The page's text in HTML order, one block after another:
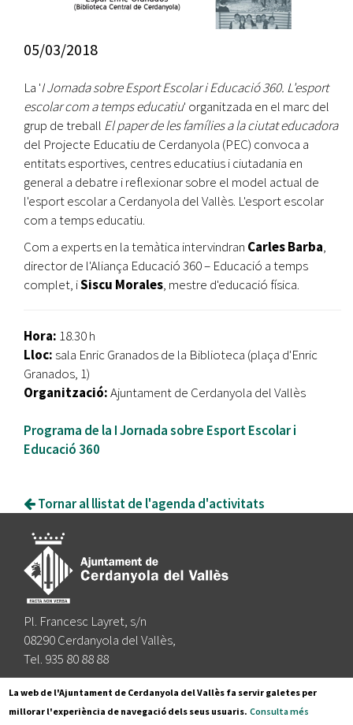
05/03/2018
La 'I Jornada sobre Esport Escolar i Educació 360. L'esport
escolar com a temps educatiu' organitzada en el marc del
grup de treball El paper de les famílies a la ciutat educadora
del Projecte Educatiu de Cerdanyola (PEC) convoca a
entitats esportives, centres educatius i ciutadania en
general a debatre i reflexionar sobre el model actual de
l'esport escolar a Cerdanyola del Vallès. L'esport escolar
com a temps educatiu.
Com a experts en la temàtica intervindran Carles Barba,
director de l'Aliança Educació 360 – Educació a temps
complet, iSiscu Morales, mestre d'educació física.
Hora: 18.30 h
Lloc:sala Enric Granados de la Biblioteca (plaça d'Enric
Granados, 1)
Organització:Ajuntament de Cerdanyola del Vallès
Programa de la I Jornada sobre Esport Escolar i
Educació 360
Tornar al llistat de l'agenda d'activitats
Pl. Francesc Layret, s/n
08290 Cerdanyola del Vallès,
Tel. 935 80 88 88
Segueix-nos a:
La web de l'Ajuntament de Cerdanyola del Vallès fa servir galetes per
millorar l'experiència de navegació dels seus usuaris. Consulta més